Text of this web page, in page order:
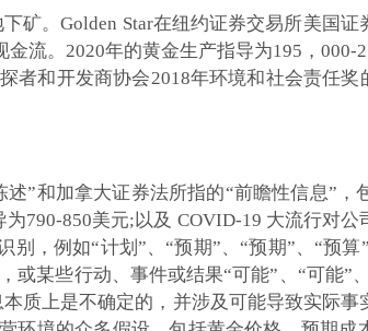
矿。Golden Star在纽约证券交易所美国
流。2020年的黄金生产指导为195，000-
和开发商协会2018年环境和社会责任奖
”和加拿大证券法所指的“前瞻性信息”，
790-850美元;以及 COVID-19 大流行对
，例如“计划”、“预期”、“预期”、“预算
某些行动、事件或结果“可能”、“可能”
质上是不确定的，并涉及可能导致实际事